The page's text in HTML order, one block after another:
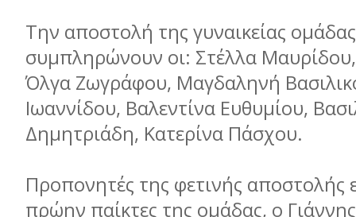
Την αποστολή της γυναικείας ομάδας
συμπληρώνουν οι: Στέλλα
Όλγα Ζωγράφου, Μαγδαληνή
Ιωαννίδου, Βαλεντίνα Ευθυμίου,
Δημητριάδη, Κατερίνα Πάσχου.
Προπονητές της φετινής αποστολής
πρώην παίκτες της ομάδας, ο